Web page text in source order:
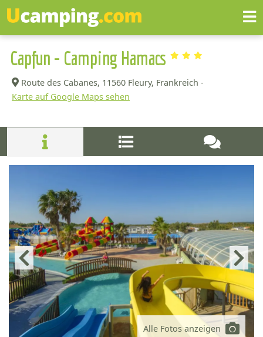
Capfun - Camping Hamacs
Route des Cabanes, 11560 Fleury, Frankreich -
Karte auf Google Maps sehen
Alle Fotos anzeigen